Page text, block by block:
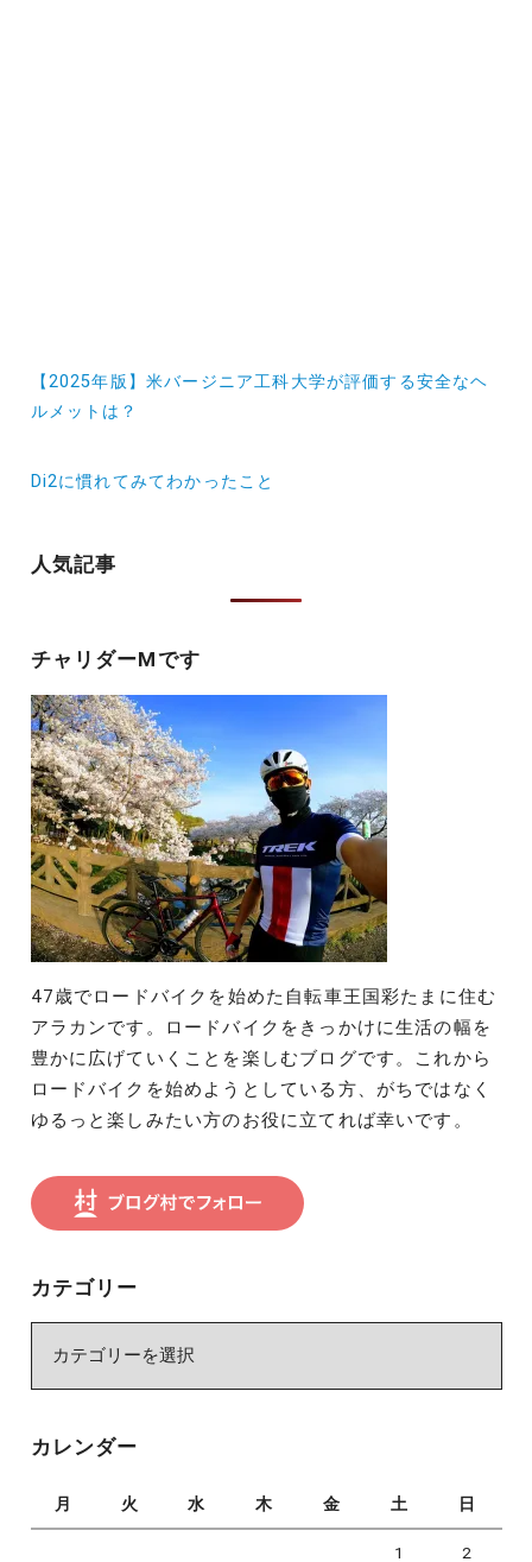
投
稿
ビ
ー
ョ
ン
【2025年版】米バージニア工科大学が評価する安全なヘ
ルメットは？
Di2に慣れてみてわかったこと
人気記事
チャリダーMです
47歳でロードバイクを始めた自転車王国彩たまに住む
アラカンです。ロードバイクをきっかけに生活の幅を
豊かに広げていくことを楽しむブログです。これから
ロードバイクを始めようとしている方、がちではなく
ゆるっと楽しみたい方のお役に立てれば幸いです。
カテゴリー
ー
カレンダー
月 火 水 木 金 土 日
1 2